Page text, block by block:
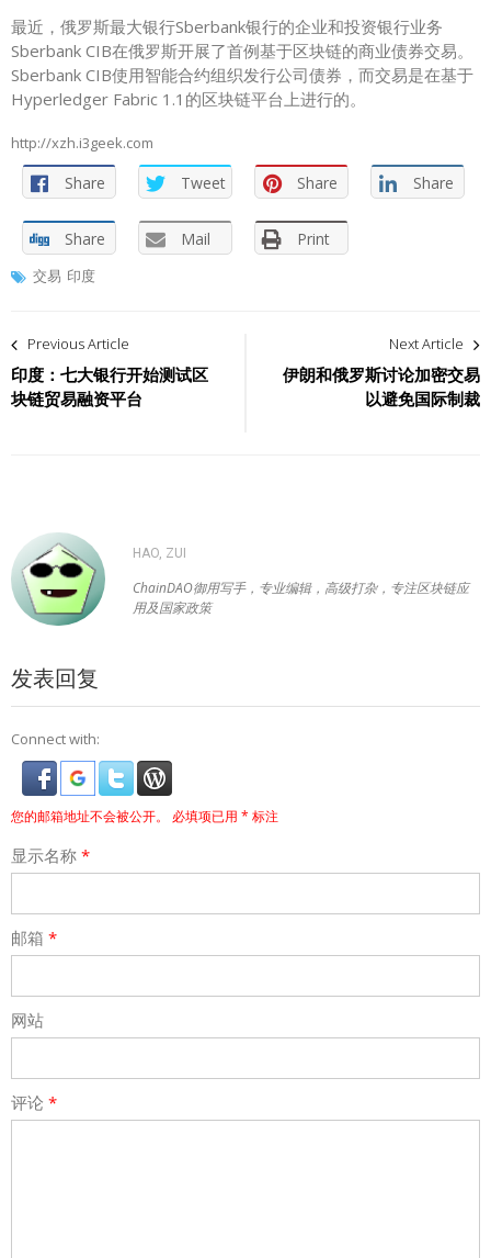
最近，俄罗斯最大银行Sberbank银行的企业和投资银行业务
Sberbank CIB在俄罗斯开展了首例基于区块链的商业债券交易。
Sberbank CIB使用智能合约组织发行公司债券，而交易是在基于
Hyperledger Fabric 1.1的区块链平台上进行的。
http://xzh.i3geek.com
Share Tweet Share Share
Share Mail Print
交易 印度
文
章
导
Previous Article
印度：七大银行开始测试区
块链贸易融资平台
Next Article
伊朗和俄罗斯讨论加密交易
以避免国际制裁
HAO, ZUI
ChainDAO御用写手，专业编辑，高级打杂，专注区块链应
用及国家政策
发表回复
Connect with:
您的邮箱地址不会被公开。 必填项已用 * 标注
显示名称 *
邮箱 *
网站
评论 *